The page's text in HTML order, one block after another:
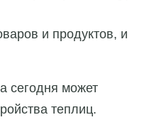
и продуктов, и
сегодня может
теплиц.